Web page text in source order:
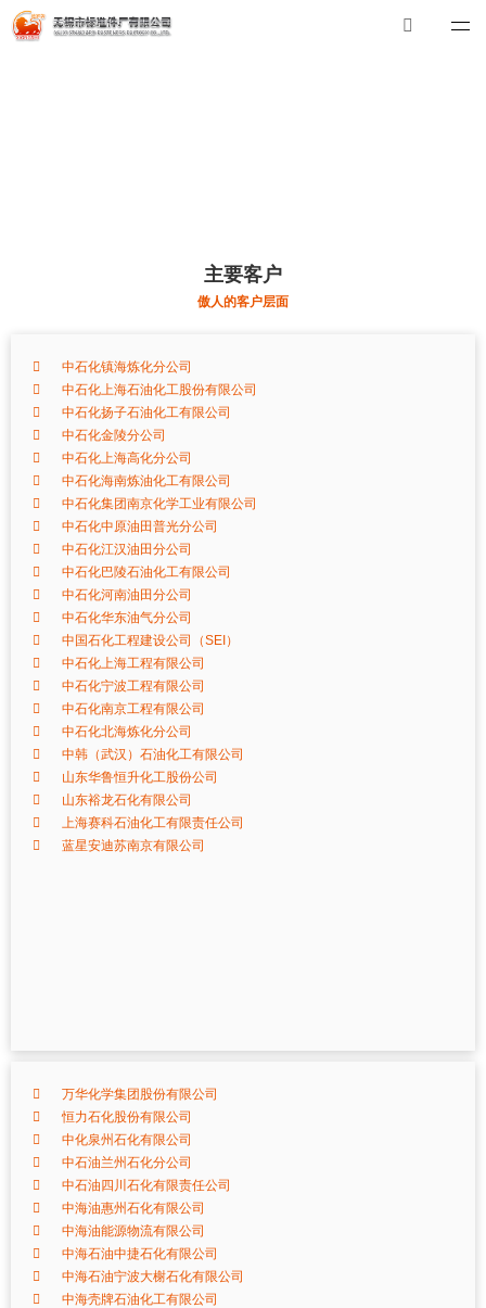
华体会体育_华体会（中国）
华体会体育_华体会（中国）
主要客户
傲人的客户层面
中石化镇海炼化分公司
中石化上海石油化工股份有限公司
中石化扬子石油化工有限公司
中石化金陵分公司
中石化上海高化分公司
中石化海南炼油化工有限公司
中石化集团南京化学工业有限公司
中石化中原油田普光分公司
中石化江汉油田分公司
中石化巴陵石油化工有限公司
中石化河南油田分公司
中石化华东油气分公司
中国石化工程建设公司（SEI）
中石化上海工程有限公司
中石化宁波工程有限公司
中石化南京工程有限公司
中石化北海炼化分公司
中韩（武汉）石油化工有限公司
山东华鲁恒升化工股份公司
山东裕龙石化有限公司
上海赛科石油化工有限责任公司
蓝星安迪苏南京有限公司
万华化学集团股份有限公司
恒力石化股份有限公司
中化泉州石化有限公司
中石油兰州石化分公司
中石油四川石化有限责任公司
中海油惠州石化有限公司
中海油能源物流有限公司
中海石油中捷石化有限公司
中海石油宁波大榭石化有限公司
中海壳牌石油化工有限公司